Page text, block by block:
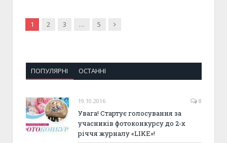
1 2 3 … 5 Next
ПОПУЛЯРНІ ОСТАННІ
19.10.2016 8
Увага! Стартує голосування за
учасників фотоконкурсу до 2-х
річчя журналу «LIKE»!